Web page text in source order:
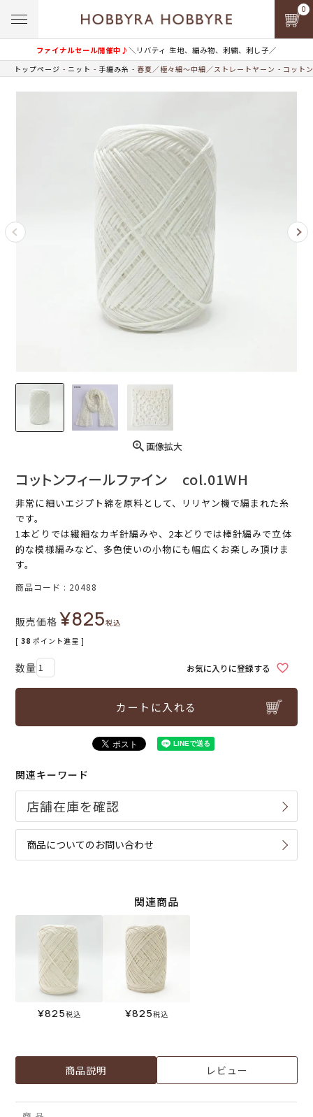
ファイナルセール開催中♪＼リバティ 生地、編み物、刺繍、刺し子／
0
トップページ ニット 手編み糸 春夏／極々細～中細／ストレートヤーン コット
画像拡大
コットンフィールファイン col.01WH
非常に細いエジプト綿を原料として、リリヤン機で編まれた糸
です。
1本どりでは繊細なカギ針編みや、2本どりでは棒針編みで立体
的な模様編みなど、多色使いの小物にも幅広くお楽しみ頂けま
す。
商品コード 20488
販売価格 ¥825税込
[ 38 ポイント進呈 ]
お気に入りに登録する
カートに入れる
関連キーワード
商品についてのお問い合わせ
関連商品
¥825税込 ¥825税込
商品説明 レビュー